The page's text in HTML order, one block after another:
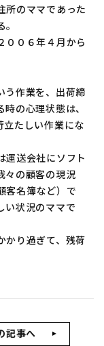
所のママであった
００６年４月から
う作業を、出荷締
の心理状態は、
立たしい作業にな
運送会社にソフト
々の顧客の現況
客名簿など）で
い状況のママで
かり過ぎて、残荷
記事へ